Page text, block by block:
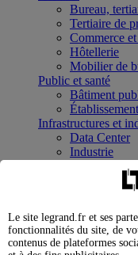
Bureau,
Tertiaire de
Commerce
Hôtellerie
Mobilier de
Public et santé
Bâtiment
Infrastructures et
Data Center
Industrie
Infrastructures
Contrôler et
Répartir et
Legrand
expertises au
Le site legrand.fr et ses
fonctionnalités du site, de
contenus de plateformes